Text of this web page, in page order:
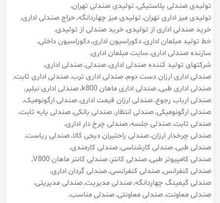
تولیدی صندلی پلاستیکی تولیدی صندلی تهران
تولیدی میز اداری تهران تولیدی میز چهاردانگه حراج صندلی اداری
خرید صندلی اداری از تولیدی خرید صندلی از تولیدی
خط تولید مبلمان اداری دکوراسیون اداری دکوراسیون داخلی
سازنده صندلی اداری سایت مبلمان اداری
شرکتهای تولید کننده صندلی اداری صندلی صندلی اداری
صندلی اداری ارزان دست دوم صندلی اداری ترب صندلی اداری ثابت
صندلی اداری طبی صندلی اداری ماهان k800
صندلی اداری نیلپر
صندلی ارباب رجوع صندلی ارزان قیمت اداری صندلی ارگونومیک
صندلی ارگونومیکی صندلی انتظار صندلی بانکی صندلی پایه ثابت
صندلی ثابت صندلی جلسه صندلی چرخ دار اداری
صندلی چرخدار ارزان صندلی راحتیران دیجی کالا صندلی ریاست
صندلی طبی صندلی کارشناسی صندلی کارمندی
صندلی کامپیوتر طبی صندلی کانتر صندلی کانتر ماهان V800
صندلی کنفرانس صندلی کنفرانسی صندلی گردان اداری
صندلی گیمینگ چهاردانگه صندلی مدیریت صندلی مدیریتی
صندلی معاونت صندلی معاونتی صندلی مناسب